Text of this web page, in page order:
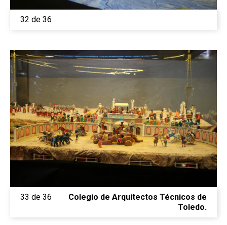
32 de 36
33 de 36
Colegio de Arquitectos Técnicos de
Toledo.